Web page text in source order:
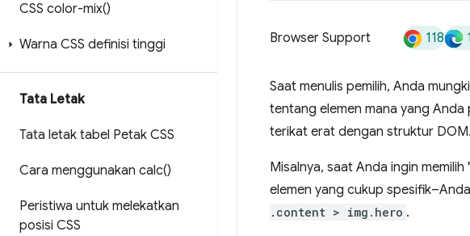
CSS color-mix()
Warna CSS definisi tinggi
Tata Letak
Tata letak tabel Petak CSS
Cara menggunakan calc()
Peristiwa untuk melekatkan
posisi CSS
Browser Support 118
Saat menulis pemilih, Anda
tentang elemen mana yang
terikat erat dengan struktur DOM.
Misalnya, saat Anda ingin
elemen yang cukup
.content > img.hero .